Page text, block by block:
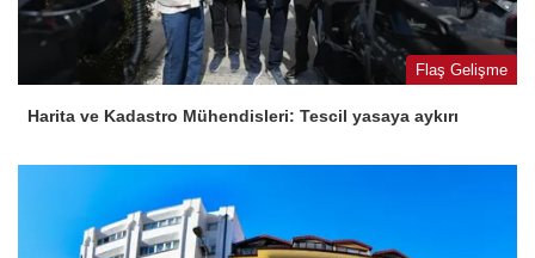
Flaş Gelişme
Harita ve Kadastro Mühendisleri: Tescil yasaya aykırı